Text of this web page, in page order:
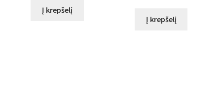
Į krepšelį
Į krepšelį